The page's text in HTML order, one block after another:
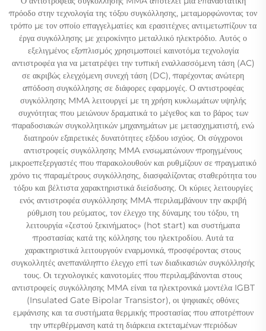
πρόοδο στην τεχνολογία της τόξου συγκόλλησης, μεταμορφώνοντας τον
τρόπο με τον οποίο επαγγελματίες και ερασιτέχνες αντιμετωπίζουν τα
έργα συγκόλλησης με χειροκίνητο μεταλλικό ηλεκτρόδιο. Αυτός ο
εξελιγμένος εξοπλισμός χρησιμοποιεί καινοτόμα τεχνολογία
αντιστροφέα για να μετατρέψει την τυπική εναλλασσόμενη τάση (AC)
σε ακριβώς ελεγχόμενη συνεχή τάση (DC), παρέχοντας ανώτερη
απόδοση συγκόλλησης σε διάφορες εφαρμογές. Ο αντιστροφέας
συγκόλλησης MMA λειτουργεί με τη χρήση κυκλωμάτων υψηλής
συχνότητας που μειώνουν δραματικά το μέγεθος και το βάρος των
παραδοσιακών συγκολλητικών μηχανημάτων με μετασχηματιστή, ενώ
διατηρούν εξαιρετικές δυνατότητες εξόδου ισχύος. Οι σύγχρονοι
αντιστροφείς συγκόλλησης MMA ενσωματώνουν προηγμένους
μικροεπεξεργαστές που παρακολουθούν και ρυθμίζουν σε πραγματικό
χρόνο τις παραμέτρους συγκόλλησης, διασφαλίζοντας σταθερότητα του
τόξου και βέλτιστα χαρακτηριστικά διείσδυσης. Οι κύριες λειτουργίες
ενός αντιστροφέα συγκόλλησης MMA περιλαμβάνουν την ακριβή
ρύθμιση του ρεύματος, τον έλεγχο της δύναμης του τόξου, τη
λειτουργία «ζεστού ξεκινήματος» (hot start) και συστήματα
προστασίας κατά της κόλλησης του ηλεκτροδίου. Αυτά τα
χαρακτηριστικά λειτουργούν εναρμονικά, προσφέροντας στους
συγκολλητές ανεπανάληπτο έλεγχο επί των διαδικασιών συγκόλλησής
τους. Οι τεχνολογικές καινοτομίες που περιλαμβάνονται στους
αντιστροφείς συγκόλλησης MMA είναι τα ηλεκτρονικά μοντέλα IGBT
(Insulated Gate Bipolar Transistor), οι ψηφιακές οθόνες
εμφάνισης και τα συστήματα θερμικής προστασίας που αποτρέπουν
την υπερθέρμανση κατά τη διάρκεια εκτεταμένων περιόδων